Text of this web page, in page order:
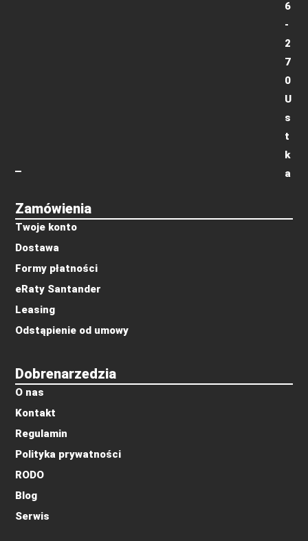
Dobrenarzedzia
O nas
Kontakt
Regulamin
Polityka prywatności
RODO
Blog
Serwis
Zamówienia
Twoje konto
Dostawa
Formy płatności
eRaty Santander
Leasing
Odstąpienie od umowy
6
-
2
7
0
U
s
t
k
a